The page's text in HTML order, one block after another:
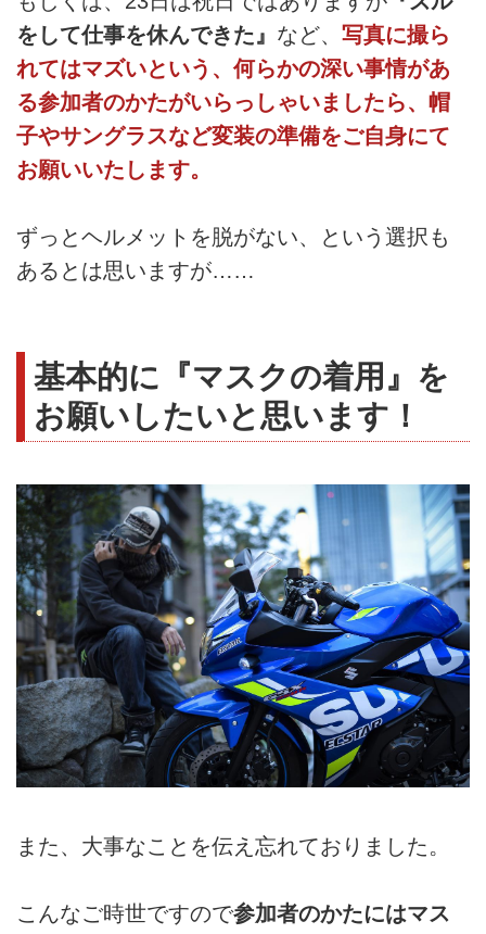
をして仕事を休んできた』 など、 写真に撮ら
れてはマズいという、何らかの深い事情があ
る参加者のかたがいらっしゃいましたら、帽
子やサングラスなど変装の準備をご自身にて
お願いいたします。
ずっとヘルメットを脱がない、という選択も
あるとは思いますが……
基本的に『マスクの着用』を
お願いしたいと思います！
また、大事なことを伝え忘れておりました。
こんなご時世ですので参加者のかたにはマス